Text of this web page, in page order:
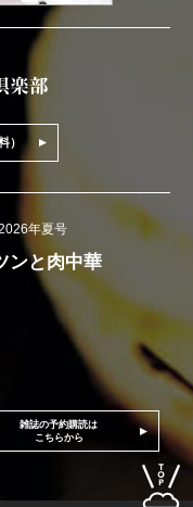
）
年夏号
ンと肉中華
雑誌の予約購読は
こちらから